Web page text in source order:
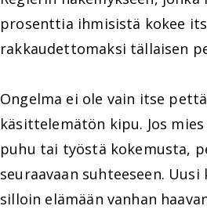
prosenttia ihmisistä kokee
rakkaudettomaksi tällaisen
Ongelma ei ole vain itse
käsittelemätön kipu. Jos
puhu tai työstä kokemusta,
seuraavaan suhteeseen.
silloin elämään vanhan